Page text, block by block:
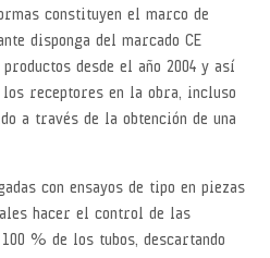
constituyen el marco de
disponga del marcado CE
desde el año 2004 y así
receptores en la obra, incluso
a través de la obtención de una
con ensayos de tipo en piezas
hacer el control de las
% de los tubos, descartando